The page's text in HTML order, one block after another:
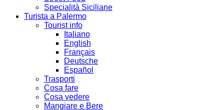
Specialità Siciliane
Turista a Palermo
Tourist info
Italiano
English
Français
Deutsche
Español
Trasporti
Cosa fare
Cosa vedere
Mangiare e Bere